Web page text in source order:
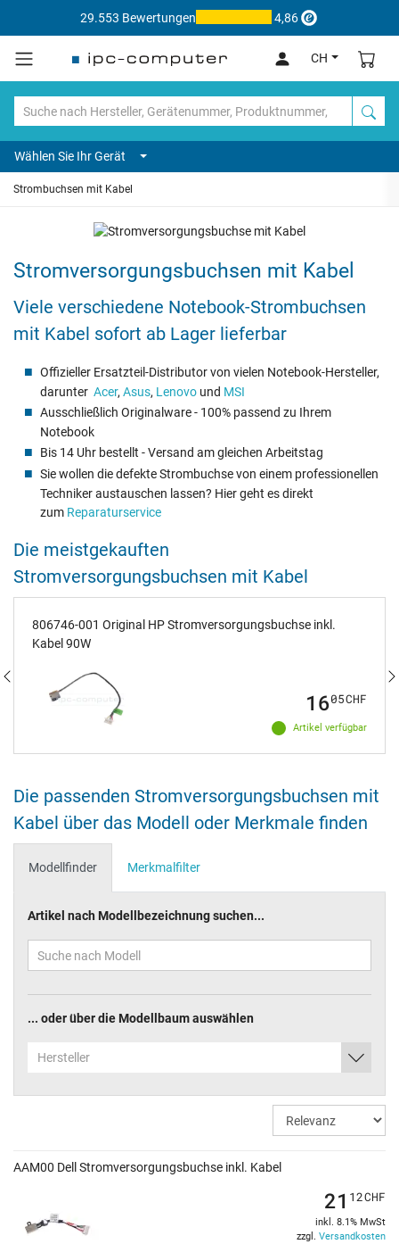
29.553 Bewertungen 4,86
CH
Wählen Sie Ihr Gerät
Strombuchsen mit Kabel
Stromversorgungsbuchsen mit Kabel
Viele verschiedene Notebook-Strombuchsen
mit Kabel sofort ab Lager lieferbar
Offizieller Ersatzteil-Distributor von vielen Notebook-Hersteller,
darunter Acer, Asus, Lenovo und MSI
Ausschließlich Originalware - 100% passend zu Ihrem
Notebook
Bis 14 Uhr bestellt - Versand am gleichen Arbeitstag
Sie wollen die defekte Strombuchse von einem professionellen
Techniker austauschen lassen? Hier geht es direkt
zum Reparaturservice
Die meistgekauften
Stromversorgungsbuchsen mit Kabel
806746-001 Original HP Stromversorgungsbuchse inkl.
Kabel 90W
Artikel verfügbar
1605CHF
Die passenden Stromversorgungsbuchsen mit
Kabel über das Modell oder Merkmale finden
Modellfinder Merkmalfilter
Artikel nach Modellbezeichnung suchen...
... oder über die Modellbaum auswählen
Hersteller
AAM00 Dell Stromversorgungsbuchse inkl. Kabel
21 12CHF
inkl. 8.1% MwSt
zzgl. Versandkosten